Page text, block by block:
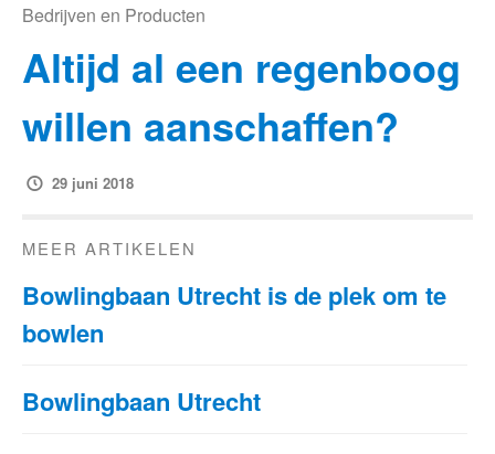
Bedrijven en Producten
Altijd al een regenboog
willen aanschaffen?
29 juni 2018
MEER ARTIKELEN
Bowlingbaan Utrecht is de plek om te
bowlen
Bowlingbaan Utrecht